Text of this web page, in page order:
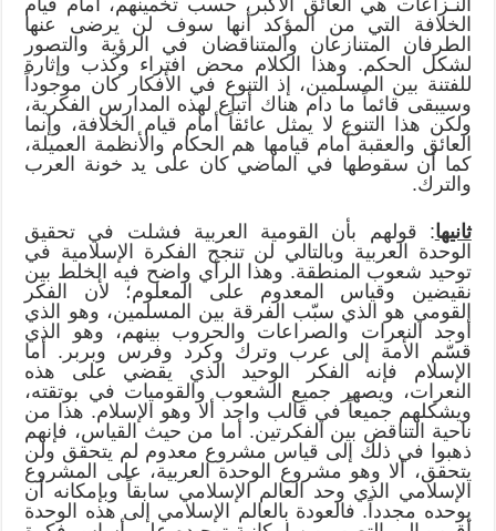
الخلافة التي من المؤكد أنها سوف لن يرضى عنها
الطرفان المتنازعان والمتناقضان في الرؤية والتصور
لشكل الحكم. وهذا الكلام محض افتراء وكذب وإثارة
للفتنة بين المسلمين، إذ التنوع في الأفكار كان موجوداً
وسيبقى قائماً ما دام هناك أتباع لهذه المدارس الفكرية،
ولكن هذا التنوع لا يمثل عائقاً أمام قيام الخلافة، وإنما
العائق والعقبة أمام قيامها هم الحكام والأنظمة العميلة،
كما أن سقوطها في الماضي كان على يد خونة العرب
والترك.
ثانيها: قولهم بأن القومية العربية فشلت في تحقيق
الوحدة العربية وبالتالي لن تنجح الفكرة الإسلامية في
توحيد شعوب المنطقة. وهذا الرأي واضح فيه الخلط بين
نقيضين وقياس المعدوم على المعلوم؛ لأن الفكر
القومي هو الذي سبّب الفرقة بين المسلمين، وهو الذي
أوجد النعرات والصراعات والحروب بينهم، وهو الذي
قسّم الأمة إلى عرب وترك وكرد وفرس وبربر. أما
الإسلام فإنه الفكر الوحيد الذي يقضي على هذه
النعرات، ويصهر جميع الشعوب والقوميات في بوتقته،
ويشكلهم جميعاً في قالب واحد ألا وهو الإسلام. هذا من
ناحية التناقض بين الفكرتين. أما من حيث القياس، فإنهم
ذهبوا في ذلك إلى قياس مشروع معدوم لم يتحقق ولن
يتحقق، ألا وهو مشروع الوحدة العربية، على المشروع
الإسلامي الذي وحد العالم الإسلامي سابقاً وبإمكانه أن
يوحده مجدداً. فالعودة بالعالم الإسلامي إلى هذه الوحدة